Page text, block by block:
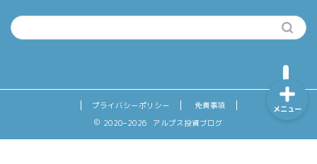
プライバシーポリシー
免責事項
2020–2026 アルプス投資ブログ
メニュー